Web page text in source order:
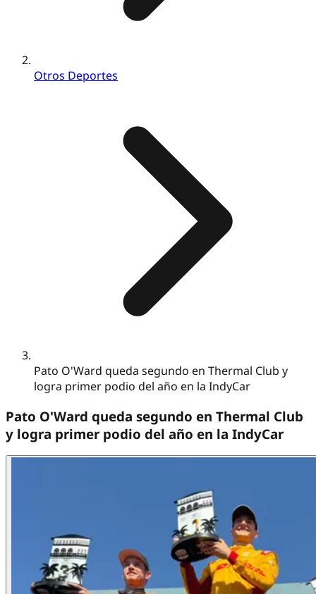
Otros Deportes
Pato O'Ward queda segundo en Thermal Club y
logra primer podio del año en la IndyCar
Pato O'Ward queda segundo en Thermal Club
y logra primer podio del año en la IndyCar